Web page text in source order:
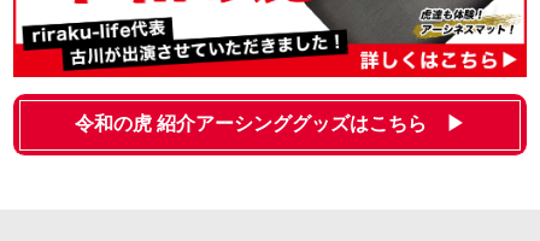
令和の虎 紹介アーシンググッズはこちら ▶︎